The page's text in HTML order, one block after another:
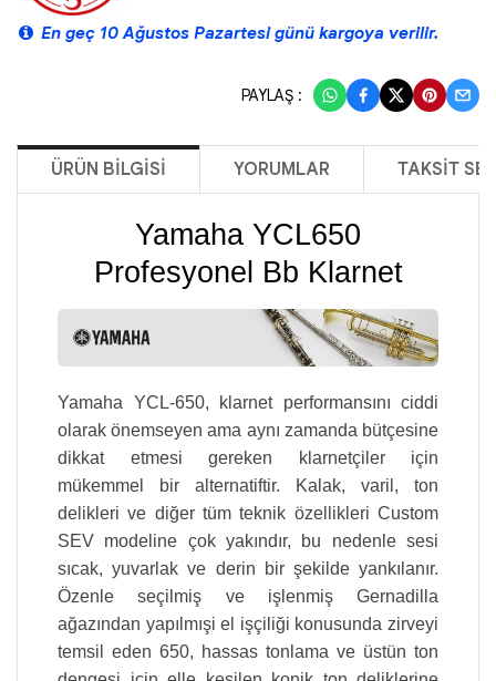
En geç 10 Ağustos Pazartesi günü kargoya verilir.
PAYLAŞ :
ÜRÜN BILGISI YORUMLAR TAKSIT
Yamaha YCL650
Profesyonel Bb Klarnet
Yamaha YCL-650, klarnet performansını ciddi
olarak önemseyen ama aynı zamanda bütçesine
dikkat etmesi gereken klarnetçiler için
mükemmel bir alternatiftir. Kalak, varil, ton
delikleri ve diğer tüm teknik özellikleri Custom
SEV modeline çok yakındır, bu nedenle sesi
sıcak, yuvarlak ve derin bir şekilde yankılanır.
Özenle seçilmiş ve işlenmiş Gernadilla
ağazından yapılmışi el işçiliği konusunda zirveyi
temsil eden 650, hassas tonlama ve üstün ton